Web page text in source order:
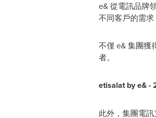
e& 從電訊品牌
不同客戶的需
不僅 e& 集團獲
者。
etisalat by e& -
此外，集團電